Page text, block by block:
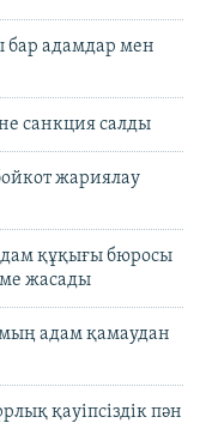
бар адамдар мен
санкция салды
жариялау
құқығы бюросы
жасады
адам қамаудан
қауіпсіздік пән